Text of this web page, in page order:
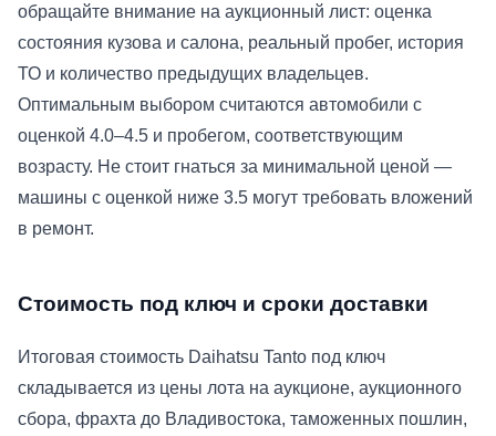
обращайте внимание на аукционный лист: оценка
состояния кузова и салона, реальный пробег, история
ТО и количество предыдущих владельцев.
Оптимальным выбором считаются автомобили с
оценкой 4.0–4.5 и пробегом, соответствующим
возрасту. Не стоит гнаться за минимальной ценой —
машины с оценкой ниже 3.5 могут требовать вложений
в ремонт.
Стоимость под ключ и сроки доставки
Итоговая стоимость Daihatsu Tanto под ключ
складывается из цены лота на аукционе, аукционного
сбора, фрахта до Владивостока, таможенных пошлин,